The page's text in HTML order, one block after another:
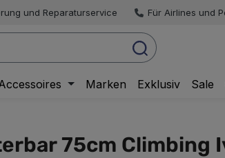
und Reparaturservice Für Airlines und
Marken Exklusiv Sale
75cm Climbing